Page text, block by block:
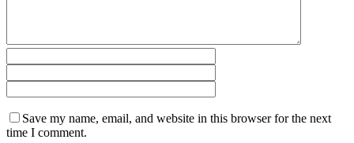
Save my name, email, and website in this browser for the next
time I comment.